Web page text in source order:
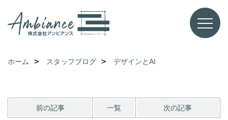
ホーム スタッフブログ デザインとAI
前の記事 一覧 次の記事